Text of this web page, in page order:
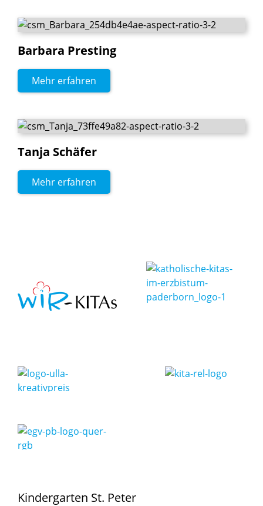
Barbara Presting
Mehr erfahren
Tanja Schäfer
Mehr erfahren
Kindergarten St. Peter